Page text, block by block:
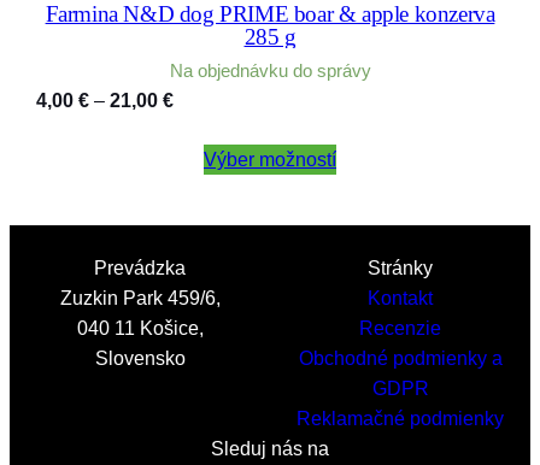
Farmina N&D dog PRIME boar & apple konzerva
285 g
Na objednávku do správy
4,00 € – 21,00 €Price
4,00 €Výber možností
Prevádzka
Zuzkin Park 459/6,
040 11 Košice,
Slovensko
Stránky
Kontakt
Recenzie
Obchodné podmienky a
GDPR
Reklamačné podmienky
Sleduj nás na